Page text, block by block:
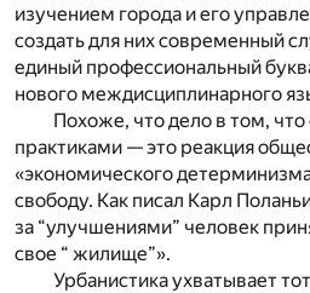
изучением города и его
создать для них современный
единый профессиональный
нового междисциплинарного
Похоже, что дело в том,
практиками — это реакция
«экономического
свободу. Как писал Карл
за “улучшениями” человек
свое “ жилище”».
Урбанистика ухватывает